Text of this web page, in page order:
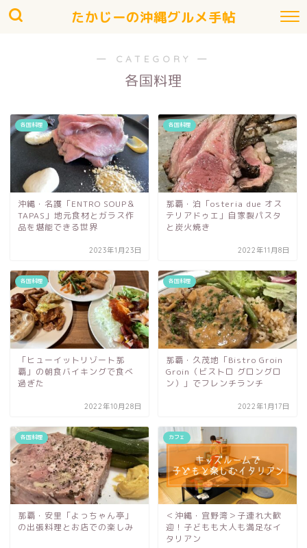
たかじーの沖縄グルメ手帖
― CATEGORY ―
各国料理
各国料理
沖縄・名護「ENTRO SOUP＆
TAPAS」地元食材とガラス作
品を堪能できる世界
2023年1月23日
各国料理
那覇・泊「osteria due オス
テリアドゥエ」自家製パスタ
と炭火焼き
2022年11月8日
各国料理
「ヒューイットリゾート那
覇」の朝食バイキングで食べ
過ぎた
2022年10月28日
各国料理
那覇・久茂地「Bistro Groin
Groin（ビストロ グロングロ
ン）」でフレンチランチ
2022年1月17日
各国料理
那覇・安里「よっちゃん亭」
の出張料理とお店での楽しみ
カフェ
＜沖縄・宜野湾＞子連れ大歓
迎！子どもも大人も満足なイ
タリアン